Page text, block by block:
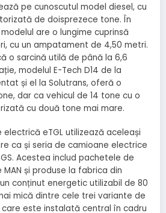
pe cunoscutul model diesel, cu
de doisprezece tone. În
are o lungime cuprinsă
cu un ampatament de 4,50 metri.
o sarcină utilă de până la 6,6
modelul E-Tech D14 de la
și el la Solutrans, oferă o
dar ca vehicul de 14 tone cu o
cu două tone mai mare.
electrică eTGL utilizează aceleași
ca și seria de camioane electrice
Acestea includ pachetele de
și produse la fabrica din
conținut energetic utilizabil de 80
mică dintre cele trei variante de
care este instalată central în cadru